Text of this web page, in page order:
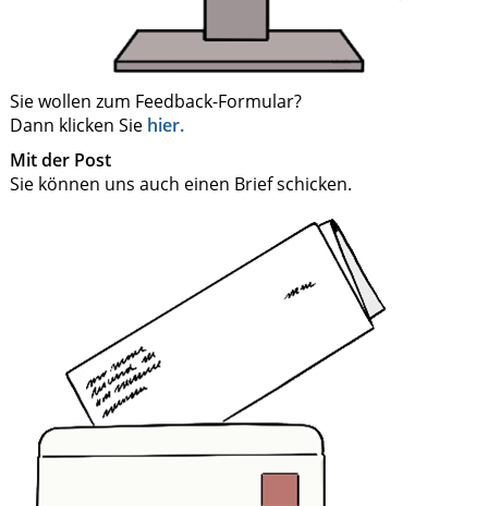
Sie wollen zum Feedback-Formular?
Dann klicken Sie hier.
Mit der Post
Sie können uns auch einen Brief schicken.